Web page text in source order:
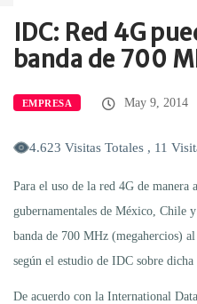
Home Empresa
IDC: Red 4G
banda de 700
EMPRESA May 9, 2014
4.623 Visitas Totales , 11
Para el uso de la red 4G de manera
gubernamentales de México, Chile
banda de 700 MHz (megahercios)
según el estudio de IDC sobre dicha
De acuerdo con la International